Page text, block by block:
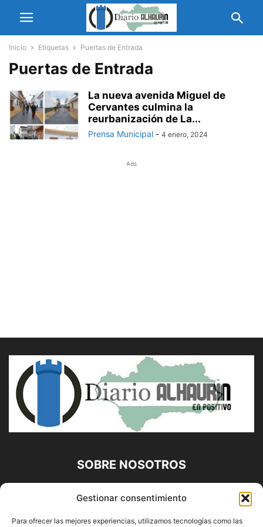
Gestionar consentimiento
Para ofrecer las mejores experiencias, utilizamos tecnologías como las
Inicio Etiquetas Puertas de Entrada
Puertas de Entrada
La nueva avenida Miguel de
Cervantes culmina la
reurbanización de La...
Prensa Municipal - 4 enero, 2024
Ads
SOBRE NOSOTROS
Diario Alhaurín (www.alhaurindelatorre.com) Propiedad de
Francisco E. López López | 639 95 71 95 | Noticias de
Alhaurín de la Torre, Málaga y Provincia|